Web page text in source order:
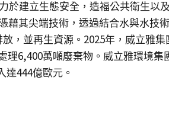
於建立生態安全，造福公共衛生以
藉其尖端技術，透過結合水與水技
，並再生資源。 2025年，威立雅集
理6,400萬噸廢棄物。威立雅環境集
達444億歐元。